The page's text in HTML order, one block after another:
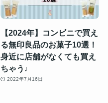
【2024年】コンビニで買え
る無印良品のお菓子10選！
身近に店舗がなくても買え
ちゃう♩
2022年7月16日